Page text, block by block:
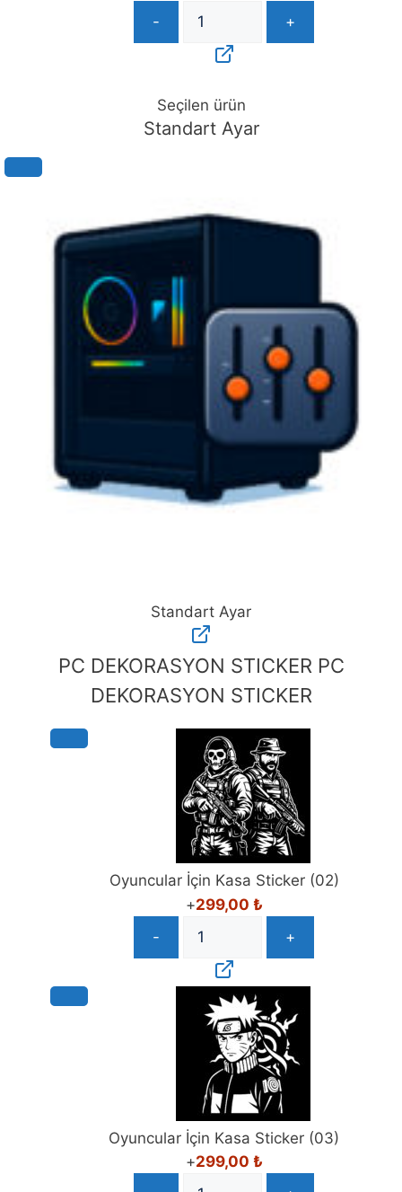
-
+
Seçilen ürün
Standart Ayar
Standart Ayar
PC DEKORASYON STICKER PC
DEKORASYON STICKER
Oyuncular İçin Kasa Sticker (02)
+299,00 ₺
-
+
Oyuncular İçin Kasa Sticker (03)
+299,00 ₺